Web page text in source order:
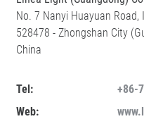
No. 7 Nanyi Huayuan Road,
528478 - Zhongshan City
China
Tel:
+86-
Web: